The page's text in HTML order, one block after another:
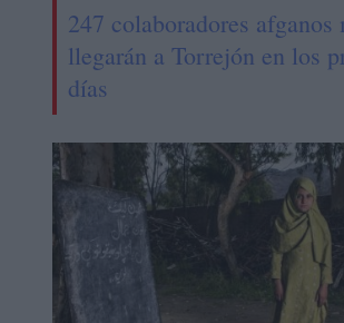
247 colaboradores afganos
llegarán a Torrejón en los
días